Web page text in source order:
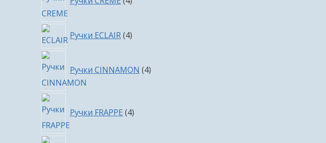
товара
Ручки ECLAIR 44
Ручки CINNAMON 4товара
Ручки FRAPPE 4товара